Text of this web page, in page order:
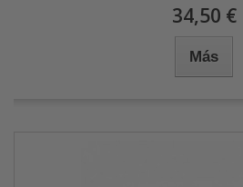
34,50 €
Más